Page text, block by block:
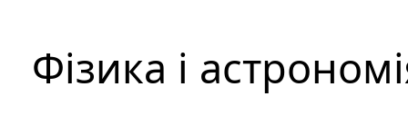
Фізика і